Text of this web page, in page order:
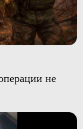
не